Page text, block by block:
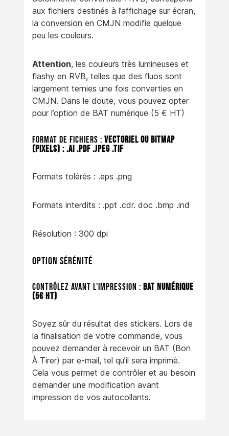
aux fichiers destinés à l’affichage sur écran,
la conversion en CMJN modifie quelque
peu les couleurs.
Attention, les couleurs très lumineuses et
flashy en RVB, telles que des fluos sont
largement ternies une fois converties en
CMJN. Dans le doute, vous pouvez opter
pour l’option de BAT numérique (5 € HT)
Format de fichiers :Vectoriel ou bitmap
(pixels) : .ai .pdf .jpeg .tif
Formats tolérés : .eps .png
Formats interdits : .ppt .cdr. doc .bmp .ind
Résolution : 300 dpi
Option Sérénité
Contrôlez avant l'impression : BAT numérique
(5€ HT)
Soyez sûr du résultat des stickers. Lors de
la finalisation de votre commande, vous
pouvez demander à recevoir un BAT (Bon
À Tirer) par e-mail, tel qu’il sera imprimé.
Cela vous permet de contrôler et au besoin
demander une modification avant
impression de vos autocollants.